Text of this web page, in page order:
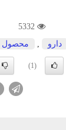
دارو محصول
(1)